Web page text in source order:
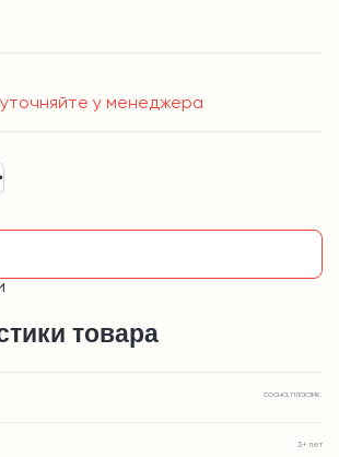
у менеджера
товара
сосна, пластик.
3+ лет